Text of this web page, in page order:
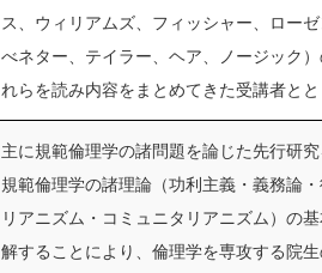
ス、ウィリアムズ、フィッシャー、ロー
べネター、テイラー、ヘア、ノージック
れらを読み内容をまとめてきた受講者と
主に規範倫理学の諸問題を論じた先行研
規範倫理学の諸理論（功利主義・義務論
リアニズム・コミュニタリアニズム）の
解することにより、倫理学を専攻する院